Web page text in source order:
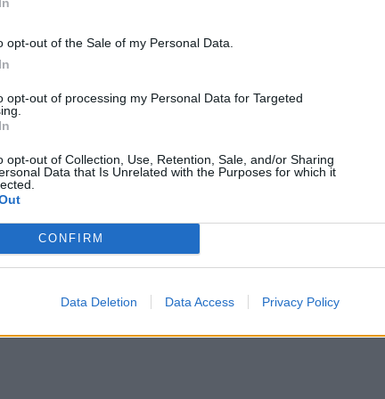
opt-out of the Sale of my Personal Data.
opt-out of processing my Personal Data for Targeted
opt-out of Collection, Use, Retention, Sale, and/or Sharing
Data that Is Unrelated with the Purposes for which it
CONFIRM
Data Deletion Data Access Privacy Policy
på 760 kroner er dessuten helt urimelig, sier Kjetil Moen.